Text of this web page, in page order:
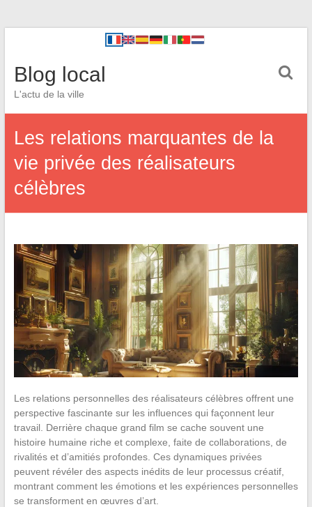
Blog local
L'actu de la ville
Les relations marquantes de la
vie privée des réalisateurs
célèbres
Les relations personnelles des réalisateurs célèbres offrent une
perspective fascinante sur les influences qui façonnent leur
travail. Derrière chaque grand film se cache souvent une
histoire humaine riche et complexe, faite de collaborations, de
rivalités et d’amitiés profondes. Ces dynamiques privées
peuvent révéler des aspects inédits de leur processus créatif,
montrant comment les émotions et les expériences personnelles
se transforment en œuvres d’art.